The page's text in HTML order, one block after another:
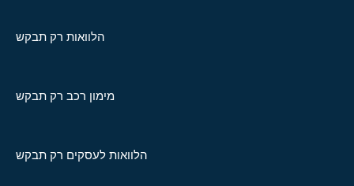
הלוואות רק תבקש
מימון רכב רק תבקש
הלוואות לעסקים רק תבקש